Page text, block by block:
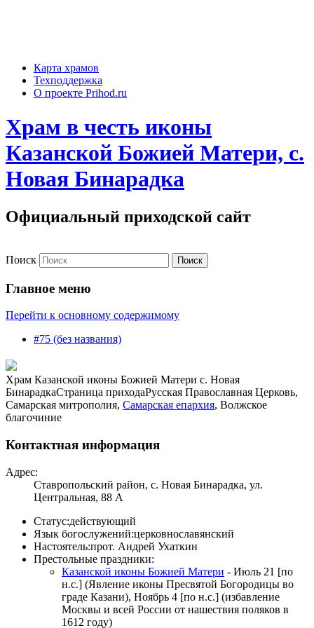
Карта храмов
Техподдержка
О проекте Prihod.ru
Храм в честь иконы
Казанской Божией Матери, с.
Новая Бинарадка
Официальный приходской сайт
Поиск
Главное меню
Перейти к основному содержимому
#75 (без названия)
Храм Казанской иконы Божией Матери с. Новая
БинарадкаСтраница приходаРусская Православная Церковь,
Самарская митрополия, Самарская епархия, Волжское
благочиние
Контактная информация
Адрес:
Ставропольский район, с. Новая Бинарадка, ул.
Центральная, 88 А
Статус:действующий
Язык богослужений:церковнославянский
Настоятель:прот. Андрей Ухаткин
Престольные праздники:
Казанской иконы Божией Матери - Июль 21 [по
н.с.] (Явление иконы Пресвятой Богородицы во
граде Казани), Ноябрь 4 [по н.с.] (избавление
Москвы и всей России от нашествия поляков в
1612 году)